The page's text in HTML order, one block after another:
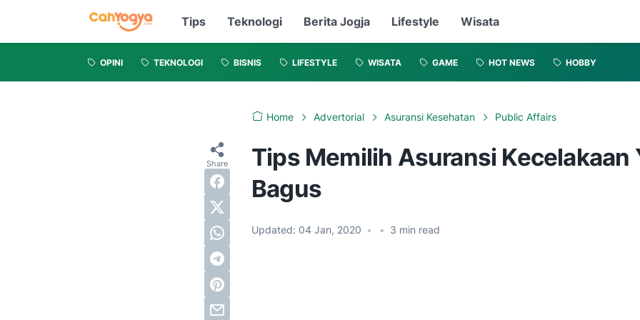
Tips Teknologi Berita Jogja Lifestyle Wisata
OPINI TEKNOLOGI BISNIS LIFESTYLE WISATA GAME HOT NEWS HOBBY
Home Advertorial Asuransi Kesehatan Public Affairs
Tips Memilih Asuransi Kecelakaan
Bagus
Updated: 04 Jan, 2020 • • 3 min read